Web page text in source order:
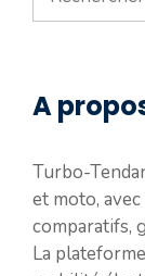
A
Turbo-
et moto,
comparatifs,
La